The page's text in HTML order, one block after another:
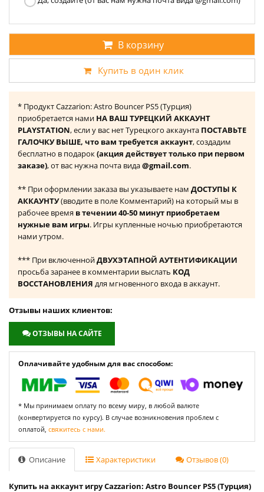
В корзину
Купить в один клик
* Продукт Cazzarion: Astro Bouncer PS5 (Турция)
приобретается нами НА ВАШ ТУРЕЦКИЙ АККАУНТ
PLAYSTATION, если у вас нет Турецкого аккаунта ПОСТАВЬТЕ
ГАЛОЧКУ ВЫШЕ, что вам требуется аккаунт, создадим
бесплатно в подарок(акция действует только при первом
заказе), от вас нужна почта вида@gmail.com.
** При оформлении заказа вы указываете нам ДОСТУПЫ К
АККАУНТУ(вводите в поле Комментарий) на который мы в
рабочее время в течении 40-50 минут приобретаем
нужные вам игры. Игры купленные ночью приобретаются
нами утром.
*** При включеннойДВУХЭТАПНОЙ АУТЕНТИФИКАЦИИ
просьба заранее в комментарии выслать КОД
ВОССТАНОВЛЕНИЯ для мгновенного входа в аккаунт.
Отзывы наших клиентов:
ОТЗЫВЫ НА САЙТЕ
Оплачивайте удобным для вас способом:
* Мы принимаем оплату по всему миру, в любой валюте
(конвертируется по курсу). В случае возникновения проблем с
оплатой, свяжитесь с нами.
Описание Характеристики Отзывов (0)
Купить на аккаунт игру Cazzarion: Astro Bouncer PS5 (Турция)